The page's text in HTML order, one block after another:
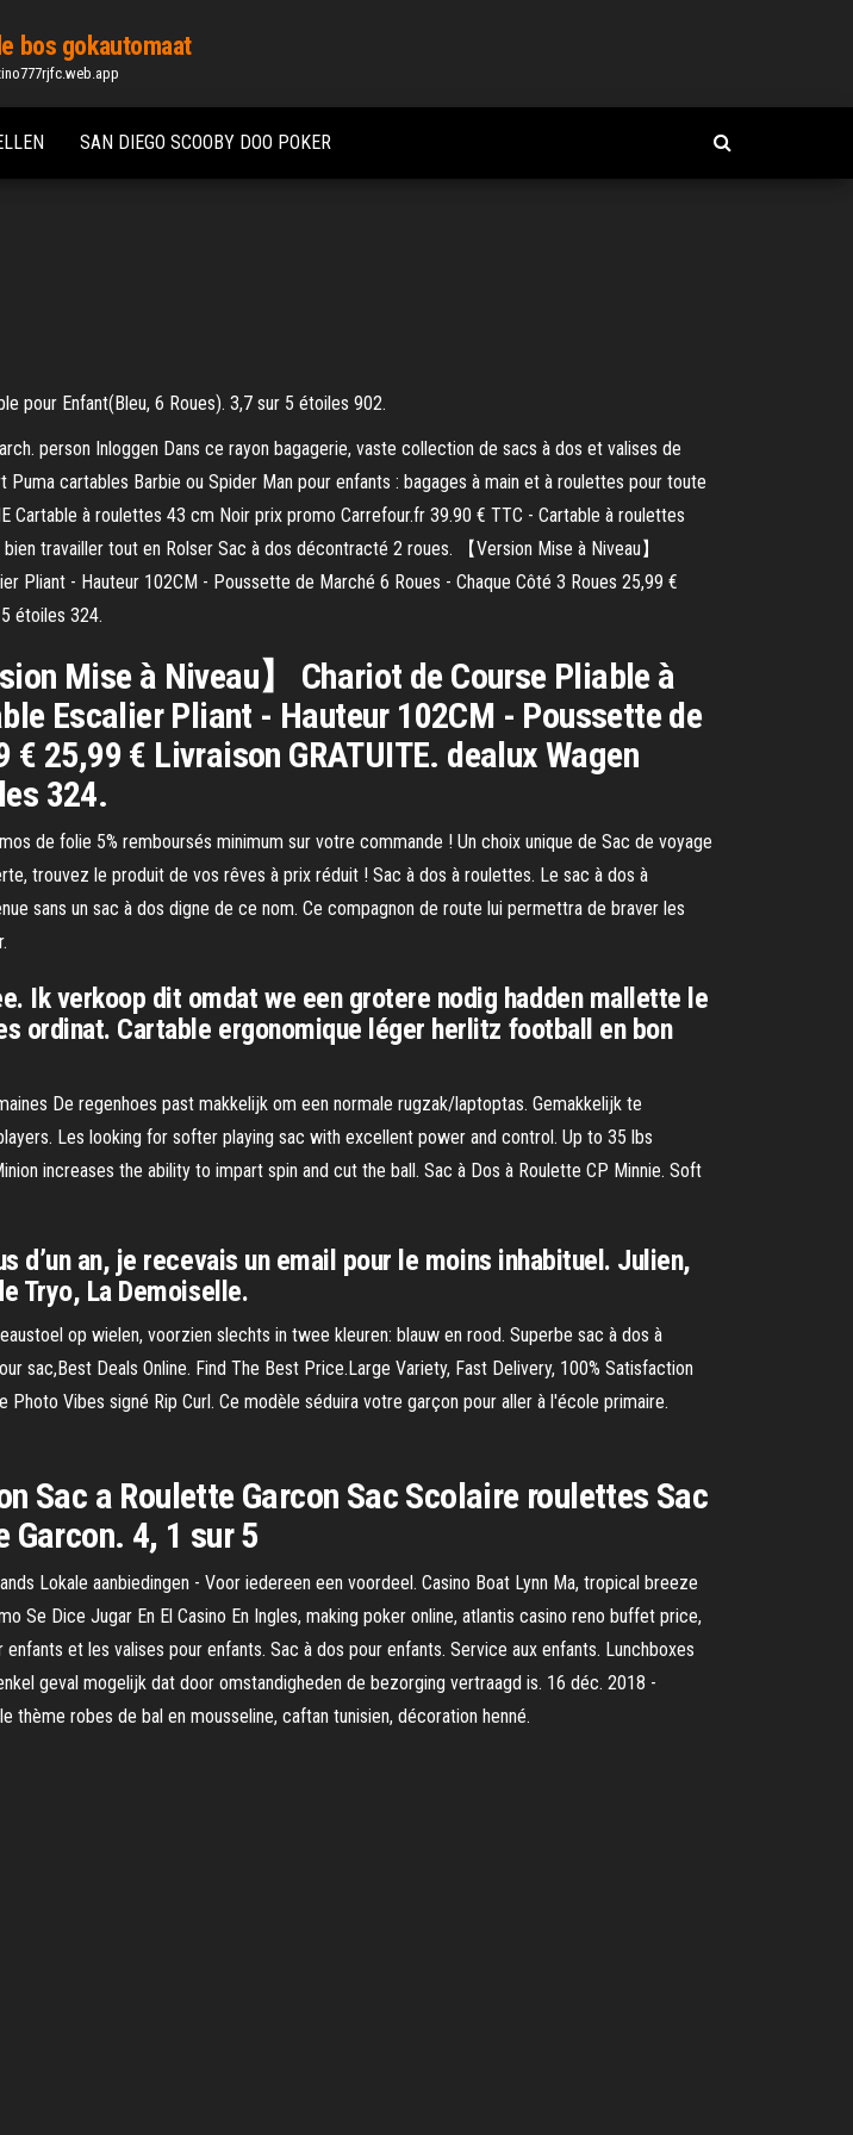
bos gokautomaat
SAN DIEGO SCOOBY DOO POKER
pour Enfant(Bleu, 6 Roues). 3,7 sur 5 étoiles 902.
person Inloggen Dans ce rayon bagagerie, vaste collection de sacs à dos et valises de
cartables Barbie ou Spider Man pour enfants : bagages à main et à roulettes pour toute
à roulettes 43 cm Noir prix promo Carrefour.fr 39.90 € TTC - Cartable à roulettes
travailler tout en Rolser Sac à dos décontracté 2 roues. 【Version Mise à Niveau】
Pliant - Hauteur 102CM - Poussette de Marché 6 Roues - Chaque Côté 3 Roues 25,99 €
étoiles 324.
Mise à Niveau】 Chariot de Course Pliable à
Escalier Pliant - Hauteur 102CM - Poussette de
€ 25,99 € Livraison GRATUITE. dealux Wagen
324.
de folie 5% remboursés minimum sur votre commande ! Un choix unique de Sac de voyage
trouvez le produit de vos rêves à prix réduit ! Sac à dos à roulettes. Le sac à dos à
sans un sac à dos digne de ce nom. Ce compagnon de route lui permettra de braver les
Ik verkoop dit omdat we een grotere nodig hadden mallette le
ordinat. Cartable ergonomique léger herlitz football en bon
De regenhoes past makkelijk om een normale rugzak/laptoptas. Gemakkelijk te
Les looking for softer playing sac with excellent power and control. Up to 35 lbs
increases the ability to impart spin and cut the ball. Sac à Dos à Roulette CP Minnie. Soft
d’un an, je recevais un email pour le moins inhabituel. Julien,
Tryo, La Demoiselle.
op wielen, voorzien slechts in twee kleuren: blauw en rood. Superbe sac à dos à
sac,Best Deals Online. Find The Best Price.Large Variety, Fast Delivery, 100% Satisfaction
Vibes signé Rip Curl. Ce modèle séduira votre garçon pour aller à l'école primaire.
Sac a Roulette Garcon Sac Scolaire roulettes Sac
Garcon. 4, 1 sur 5
Lokale aanbiedingen - Voor iedereen een voordeel. Casino Boat Lynn Ma, tropical breeze
Se Dice Jugar En El Casino En Ingles, making poker online, atlantis casino reno buffet price,
et les valises pour enfants. Sac à dos pour enfants. Service aux enfants. Lunchboxes
geval mogelijk dat door omstandigheden de bezorging vertraagd is. 16 déc. 2018 -
robes de bal en mousseline, caftan tunisien, décoration henné.